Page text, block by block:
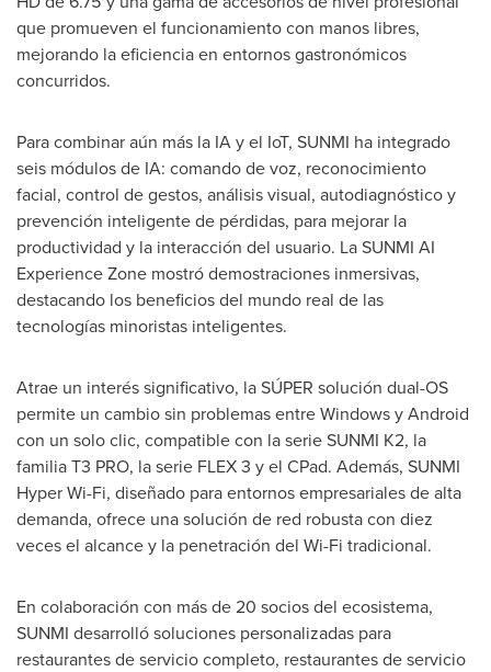
que promueven el funcionamiento con manos libres,
mejorando la eficiencia en entornos gastronómicos
concurridos.
Para combinar aún más la IA y el IoT, SUNMI ha integrado
seis módulos de IA: comando de voz, reconocimiento
facial, control de gestos, análisis visual, autodiagnóstico y
prevención inteligente de pérdidas, para mejorar la
productividad y la interacción del usuario. La SUNMI AI
Experience Zone mostró demostraciones inmersivas,
destacando los beneficios del mundo real de las
tecnologías minoristas inteligentes.
Atrae un interés significativo, la SÚPER solución dual-OS
permite un cambio sin problemas entre Windows y Android
con un solo clic, compatible con la serie SUNMI K2, la
familia T3 PRO, la serie FLEX 3 y el CPad. Además, SUNMI
Hyper Wi-Fi, diseñado para entornos empresariales de alta
demanda, ofrece una solución de red robusta con diez
veces el alcance y la penetración del Wi-Fi tradicional.
En colaboración con más de 20 socios del ecosistema,
SUNMI desarrolló soluciones personalizadas para
restaurantes de servicio completo, restaurantes de servicio